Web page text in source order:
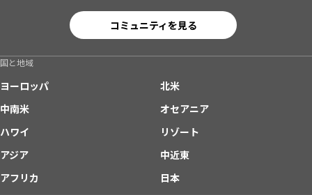
コミュニティを見る
国と地域
ヨーロッパ
北米
中南米
オセアニア
ハワイ
リゾート
アジア
中近東
アフリカ
日本